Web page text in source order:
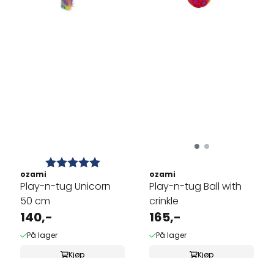
Karakter: 5.0 av 5 mulige
ozami
Play-n-tug Unicorn
50 cm
140,-
På lager
Kjøp
ozami
Play-n-tug Ball with
crinkle
165,-
På lager
Kjøp